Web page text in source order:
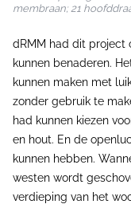
membraan; 21
dRMM had dit project
kunnen benaderen.
kunnen maken met
zonder gebruik te
had kunnen kiezen
en hout. En de
kunnen hebben.
westen wordt
verdieping van het